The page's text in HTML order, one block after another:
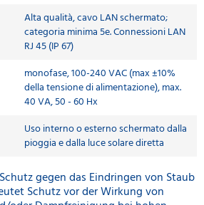
Alta qualità, cavo LAN schermato;
categoria minima 5e. Connessioni LAN
RJ 45 (IP 67)
monofase, 100-240 VAC (max ±10%
della tensione di alimentazione), max.
40 VA, 50 - 60 Hx
Uso interno o esterno schermato dalla
pioggia e dalla luce solare diretta
gegen das Eindringen von Staub
Schutz vor der Wirkung von